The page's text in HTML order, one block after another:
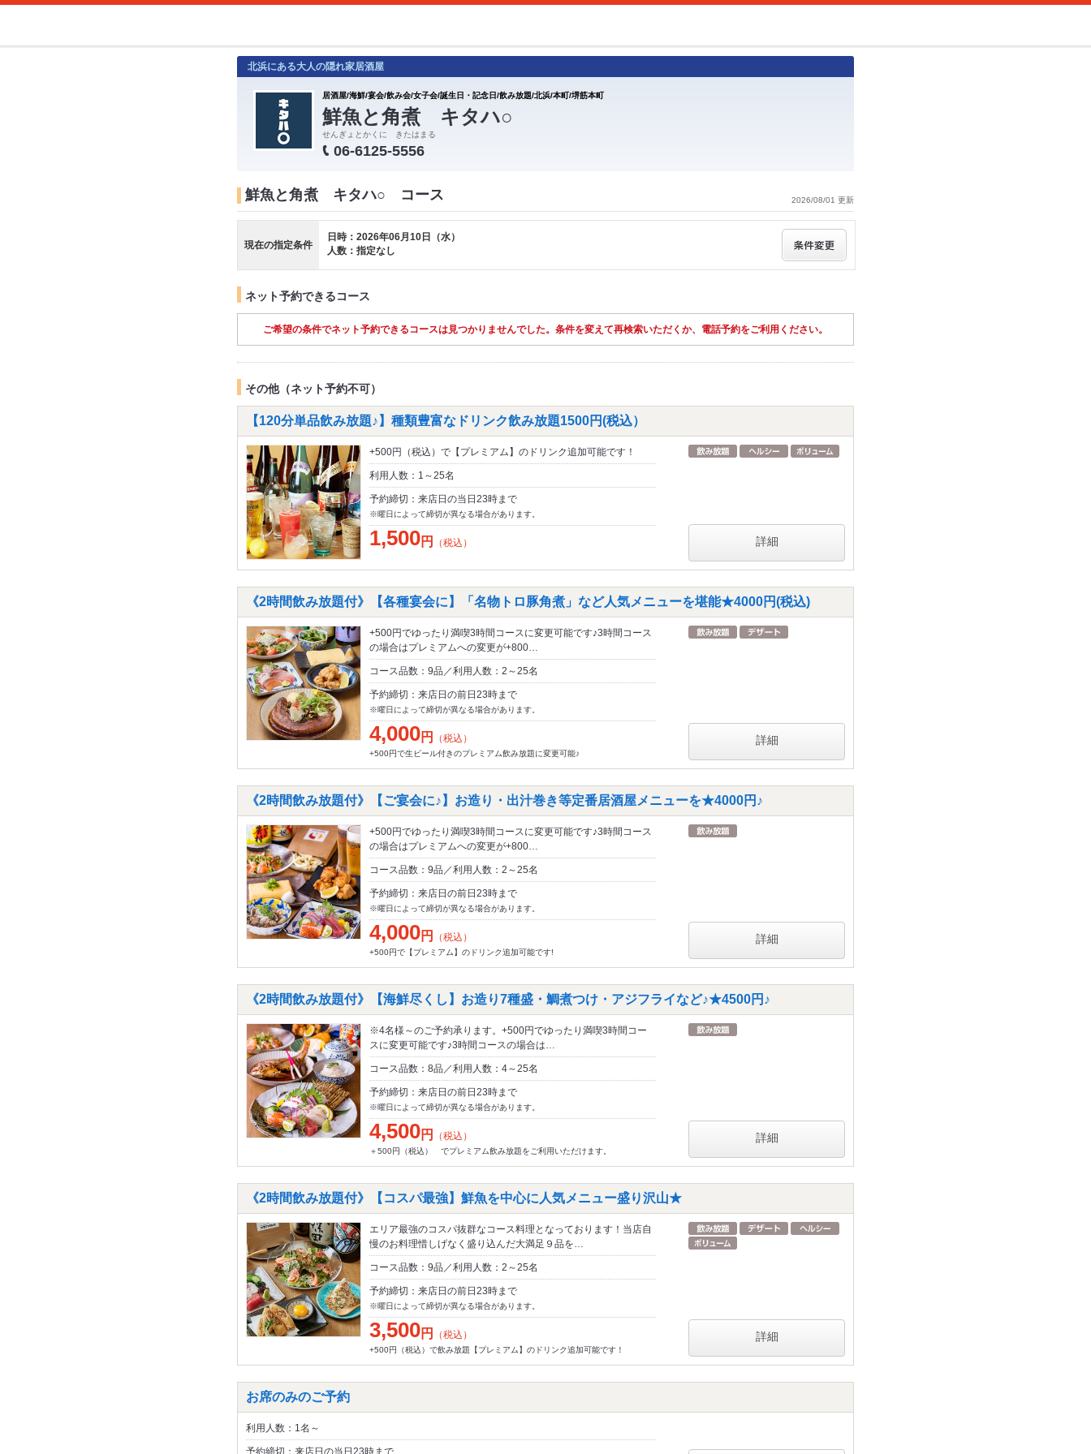
北浜にある大人の隠れ家居酒屋
居酒屋/海鮮/宴会/飲み会/女子会/誕生日・記念日/飲み放題/北浜/本町/堺筋本町
鮮魚と角煮 キタハ○
せんぎょとかくに きたはまる
06-6125-5556
2026/08/01 更新
鮮魚と角煮 キタハ○ コース
現在の指定条件
日時：2026年06月10日（水）
人数：指定なし
ネット予約できるコース
ご希望の条件でネット予約できるコースは見つかりませんでした。条件を変えて再検索いただくか、電話予約をご利用ください。
その他（ネット予約不可）
【120分単品飲み放題♪】種類豊富なドリンク飲み放題1500円(税込）
+500円（税込）で【プレミアム】のドリンク追加可能です！
利用人数：1～25名
予約締切：来店日の当日23時まで
※曜日によって締切が異なる場合があります。
1,500円 （税込） 詳細
《2時間飲み放題付》【各種宴会に】「名物トロ豚角煮」など人気メニューを堪能★4000円(税込)
+500円でゆったり満喫3時間コースに変更可能です♪3時間コース
の場合はプレミアムへの変更が+800…
コース品数：9品／利用人数：2～25名
予約締切：来店日の前日23時まで
※曜日によって締切が異なる場合があります。
4,000円 （税込）
+500円で生ビール付きのプレミアム飲み放題に変更可能♪
詳細
《2時間飲み放題付》【ご宴会に♪】お造り・出汁巻き等定番居酒屋メニューを★4000円♪
+500円でゆったり満喫3時間コースに変更可能です♪3時間コース
の場合はプレミアムへの変更が+800…
コース品数：9品／利用人数：2～25名
予約締切：来店日の前日23時まで
※曜日によって締切が異なる場合があります。
4,000円 （税込）
+500円で【プレミアム】のドリンク追加可能です!
詳細
《2時間飲み放題付》【海鮮尽くし】お造り7種盛・鯛煮つけ・アジフライなど♪★4500円♪
※4名様～のご予約承ります。+500円でゆったり満喫3時間コー
スに変更可能です♪3時間コースの場合は…
コース品数：8品／利用人数：4～25名
予約締切：来店日の前日23時まで
※曜日によって締切が異なる場合があります。
4,500円 （税込）
＋500円（税込） でプレミアム飲み放題をご利用いただけます。
詳細
《2時間飲み放題付》【コスパ最強】鮮魚を中心に人気メニュー盛り沢山★
エリア最強のコスパ抜群なコース料理となっております！当店自
慢のお料理惜しげなく盛り込んだ大満足９品を…
コース品数：9品／利用人数：2～25名
予約締切：来店日の前日23時まで
※曜日によって締切が異なる場合があります。
3,500円 （税込）
+500円（税込）で飲み放題【プレミアム】のドリンク追加可能です！
詳細
お席のみのご予約
利用人数：1名～
予約締切：来店日の当日23時まで